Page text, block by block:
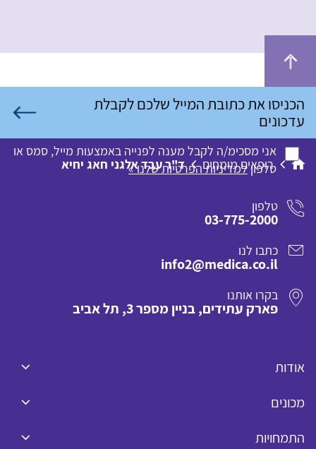
אני מסכימ/ה לקבל מענה לפנייה באמצעות מייל, סמס או
טלפוןלמדיניות הפרטיות שלנו »
רופאים מומחים ד"ר עבד אלגני חאג יחיא
טלפון
03-775-2000
כתבו לנו
info2@medica.co.il
בקרו אותנו
פארק עתידים, בניין מספר 3, תל אביב
אודות
מכונים
התמחויות